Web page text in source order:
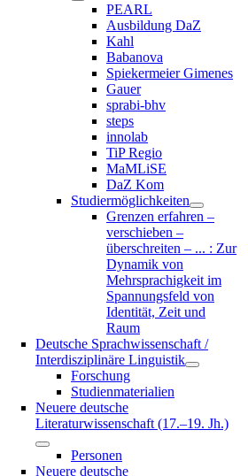
PEARL
Ausbildung DaZ
Kahl
Babanova
Spiekermeier Gimenes
Gauer
sprabi-bhv
steps
innolab
TiP Regio
MaMLiSE
DaZ Kom
Studiermöglichkeiten
Grenzen erfahren –
verschieben –
überschreiten – ... : Zur
Dynamik von
Mehrsprachigkeit im
Spannungsfeld von
Identität, Zeit und
Raum
Deutsche Sprachwissenschaft /
Interdisziplinäre Linguistik
Forschung
Studienmaterialien
Neuere deutsche
Literaturwissenschaft (17.–19. Jh.)
Personen
Neuere deutsche